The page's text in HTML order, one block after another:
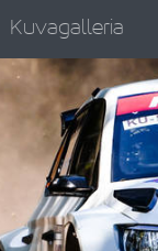
Kuvagalleria